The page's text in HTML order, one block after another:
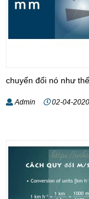
chuyển đổi nó như
Admin 02-04-